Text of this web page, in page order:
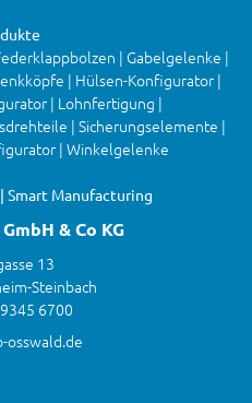
| Gabelgelenke |
| Hülsen-Konfigurator |
| Lohnfertigung |
| Sicherungselemente |
| Winkelgelenke
Smart Manufacturing
& Co KG
13
Steinbach
6700
osswald.de